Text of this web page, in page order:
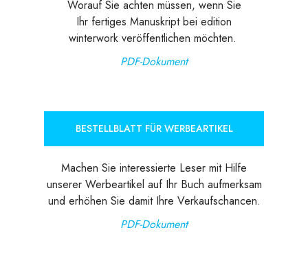
Worauf Sie achten müssen, wenn Sie
Ihr fertiges Manuskript bei edition
winterwork veröffentlichen möchten.
PDF-Dokument
BESTELLBLATT FÜR WERBEARTIKEL
Machen Sie interessierte Leser mit Hilfe
unserer Werbeartikel auf Ihr Buch aufmerksam
und erhöhen Sie damit Ihre Verkaufschancen.
PDF-Dokument